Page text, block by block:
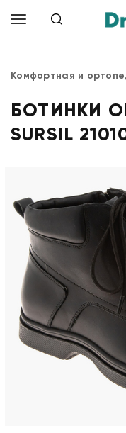
Комфортная и
БОТИНКИ
SURSIL